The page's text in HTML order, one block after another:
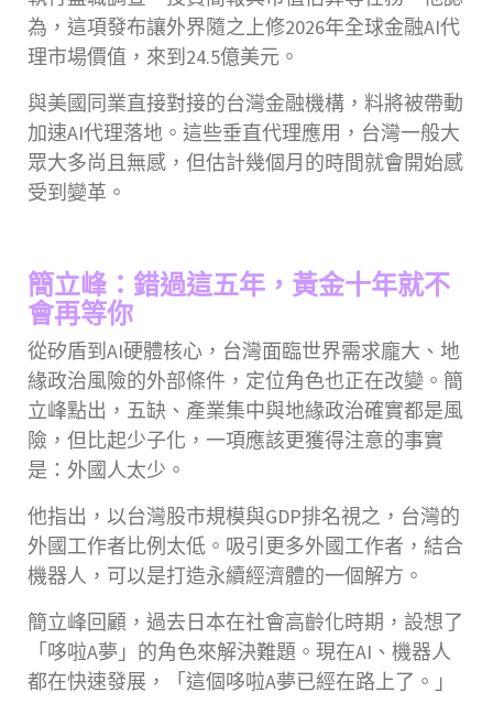
為，這項發布讓外界隨之上修2026年全球金融AI代
理市場價值，來到24.5億美元。
與美國同業直接對接的台灣金融機構，料將被帶動
加速AI代理落地。這些垂直代理應用，台灣一般大
眾大多尚且無感，但估計幾個月的時間就會開始感
受到變革。
簡立峰：錯過這五年，黃金十年就不
會再等你
從矽盾到AI硬體核心，台灣面臨世界需求龐大、地
緣政治風險的外部條件，定位角色也正在改變。簡
立峰點出，五缺、產業集中與地緣政治確實都是風
險，但比起少子化，一項應該更獲得注意的事實
是：外國人太少。
他指出，以台灣股市規模與GDP排名視之，台灣的
外國工作者比例太低。吸引更多外國工作者，結合
機器人，可以是打造永續經濟體的一個解方。
簡立峰回顧，過去日本在社會高齡化時期，設想了
「哆啦A夢」的角色來解決難題。現在AI、機器人
都在快速發展，「這個哆啦A夢已經在路上了。」